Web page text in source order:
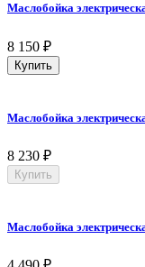
Маслобойка
8 150 ₽
Купить
Маслобойка
8 230 ₽
Купить
Маслобойка